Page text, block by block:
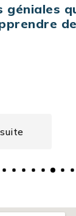
géniales